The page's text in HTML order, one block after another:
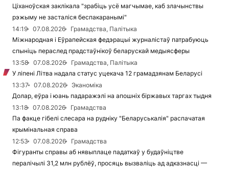
Ціханоўская заклікала "зрабіць усё магчымае, каб злачынствы
рэжыму не засталіся беспакаранымі"
14:19
07.08.2026
Грамадства, Палітыка
Міжнародная і Еўрапейская федэрацыі журналістаў патрабуюць
спыніць пераслед прадстаўнікоў беларускай медыясферы
13:58
07.08.2026
Грамадства, Палітыка
У ліпені Літва надала статус уцекача 12 грамадзянам Беларусі
13:37
07.08.2026
Эканоміка
Долар, еўра і юань падаражэлі на апошніх біржавых таргах тыдня
13:18
07.08.2026
Грамадства
Па факце гібелі слесара на рудніку "Беларуськалія" распачатая
крымінальная справа
12:53
07.08.2026
Грамадства
Фігуранты справы аб нявыплаце падаткаў у будаўніцтве
пералічылі 31,2 млн рублёў, просяць вызваліць ад адказнасці —